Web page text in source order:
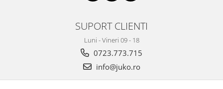
SUPORT CLIENTI
Luni - Vineri 09 - 18
0723.773.715
info@juko.ro